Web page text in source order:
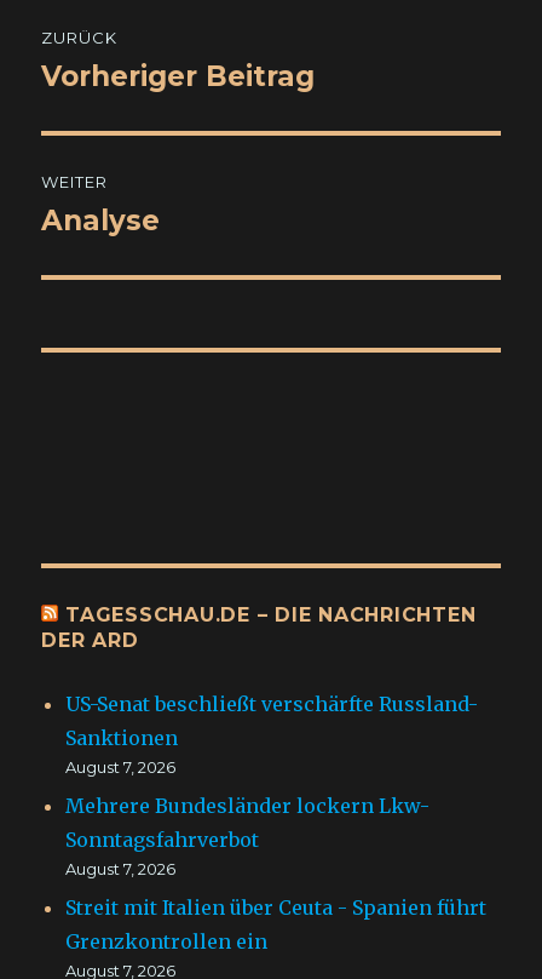
ZURÜCK
Vorheriger
Vorheriger Beitrag
WEITER
Nächster
Analyse
TAGESSCHAU.DE – DIE NACHRICHTEN
DER ARD
US-Senat beschließt verschärfte Russland-
Sanktionen
August 7, 2026
Mehrere Bundesländer lockern Lkw-
Sonntagsfahrverbot
August 7, 2026
Streit mit Italien über Ceuta - Spanien führt
Grenzkontrollen ein
August 7, 2026